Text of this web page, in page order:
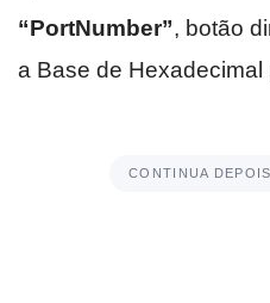
“PortNumber”, botão
a Base de Hexadecimal
CONTINUA